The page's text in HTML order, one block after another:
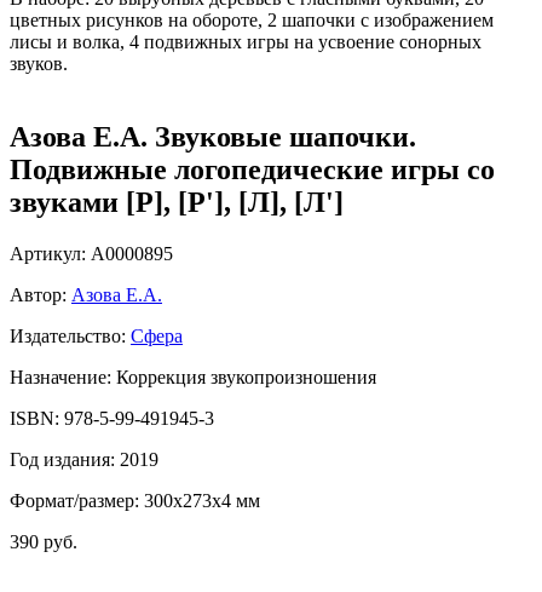
цветных рисунков на обороте, 2 шапочки с изображением
лисы и волка, 4 подвижных игры на усвоение сонорных
звуков.
Азова Е.А. Звуковые шапочки.
Подвижные логопедические игры со
звуками [Р], [Р'], [Л], [Л']
Артикул: А0000895
Автор: Азова Е.А.
Издательство: Сфера
Назначение: Коррекция звукопроизношения
ISBN: 978-5-99-491945-3
Год издания: 2019
Формат/размер: 300x273x4 мм
390 руб.